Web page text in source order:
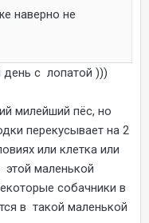
наверно не
с лопатой )))
милейший пёс, но
перекусывает на 2
или клетка или
этой маленькой
собачники в
в такой маленькой